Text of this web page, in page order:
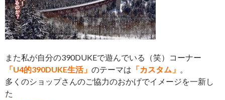
また私が自分の390DUKEで遊んでいる（笑）コーナー
「U4的390DUKE生活」 のテーマは 「カスタム」 。
多くのショップさんのご協力のおかげでイメージを一新し
た